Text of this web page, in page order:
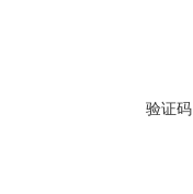
验证